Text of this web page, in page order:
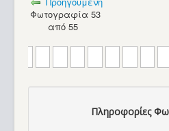
Φωτογραφία 53
από 55
Πληροφορίες